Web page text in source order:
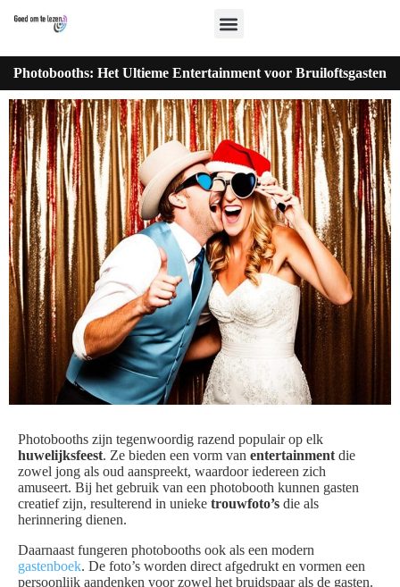
Photobooths: Het Ultieme Entertainment voor Bruiloftsgasten
Photobooths zijn tegenwoordig razend populair op elk
huwelijksfeest. Ze bieden een vorm van entertainment die
zowel jong als oud aanspreekt, waardoor iedereen zich
amuseert. Bij het gebruik van een photobooth kunnen gasten
creatief zijn, resulterend in unieke trouwfoto’s die als
herinnering dienen.
Daarnaast fungeren photobooths ook als een modern
gastenboek. De foto’s worden direct afgedrukt en vormen een
persoonlijk aandenken voor zowel het bruidspaar als de gasten.